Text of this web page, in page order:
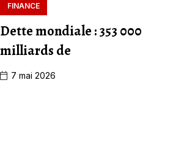
FINANCE
Dette mondiale : 353 000
milliards de
7 mai 2026